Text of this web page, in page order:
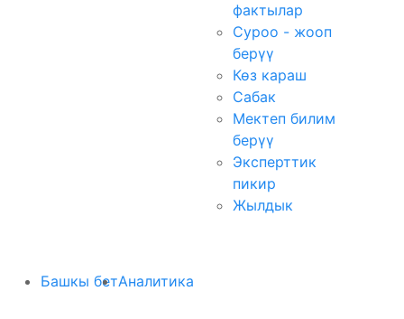
фактылар
Суроо - жооп
берүү
Көз караш
Сабак
Мектеп билим
берүү
Эксперттик
пикир
Жылдык
Башкы бетАналитика